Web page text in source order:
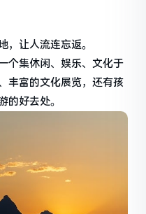
，让人流连忘返。
个集休闲、娱乐、文化于
丰富的文化展览，还有孩
的好去处。